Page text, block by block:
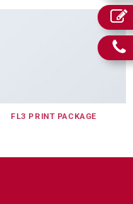
FL3 PRINT PACKAGE